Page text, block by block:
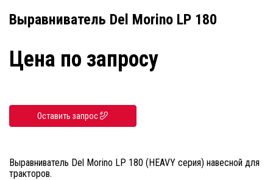
Выравниватель Del Morino LP 180
Цена по запросу
Оставить запрос
Выравниватель Del Morino LP 180 (HEAVY серия) навесной для
тракторов.